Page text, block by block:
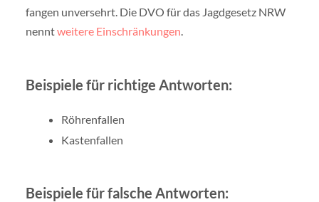
fangen unversehrt. Die DVO für das Jagdgesetz NRW
nenntweitere Einschränkungen.
Beispiele für richtige Antworten:
Röhrenfallen
Kastenfallen
Beispiele für falsche Antworten: